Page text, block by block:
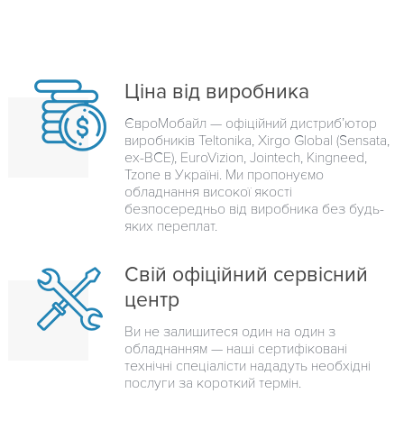
Ціна від виробника
ЄвроМобайл — офіційний дистриб’ютор
виробників Teltonika, Xirgo Global (Sensata,
ex-BCE), EuroVizion, Jointech, Kingneed,
Tzone в Україні. Ми пропонуємо
обладнання високої якості
безпосередньо від виробника без будь-
яких переплат.
Свій офіційний сервісний
центр
Ви не залишитеся один на один з
обладнанням — наші сертифіковані
технічні спеціалісти нададуть необхідні
послуги за короткий термін.